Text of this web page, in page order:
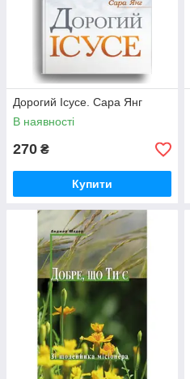
Дорогий Ісусе. Сара Янг
В наявності
270 ₴
Купити